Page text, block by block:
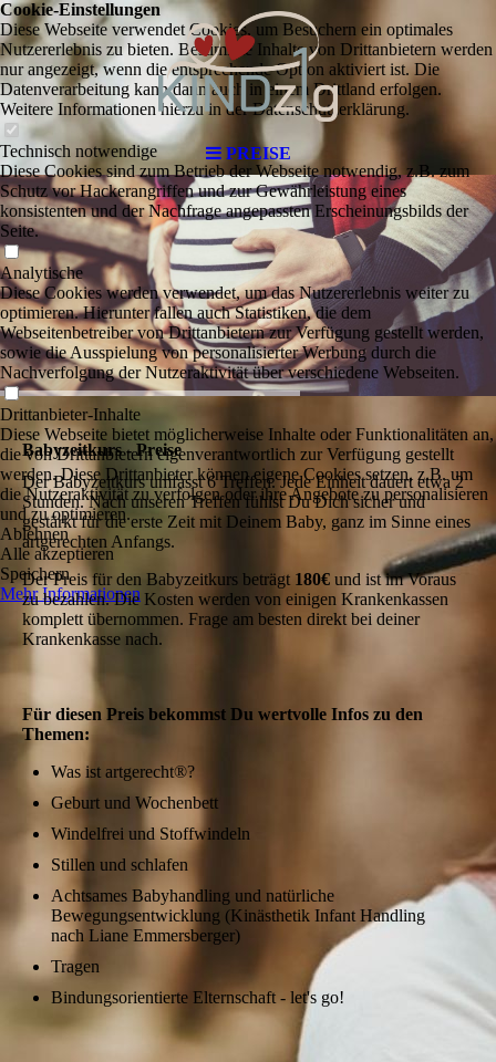
PREISE
Babyzeitkurs - Preise
Der Babyzeitkurs umfasst 6 Treffen. Jede Einheit dauert etwa 2
Stunden. Nach unseren Treffen fühlst Du Dich sicher und
gestärkt für die erste Zeit mit Deinem Baby, ganz im Sinne eines
artgerechten Anfangs.
Der Preis für den Babyzeitkurs beträgt 180€ und ist im Voraus
zu bezahlen. Die Kosten werden von einigen Krankenkassen
komplett übernommen. Frage am besten direkt bei deiner
Krankenkasse nach.
Für diesen Preis bekommst Du wertvolle Infos zu den
Themen:
Was ist artgerecht®?
Geburt und Wochenbett
Windelfrei und Stoffwindeln
Stillen und schlafen
Achtsames Babyhandling und natürliche
Bewegungsentwicklung (Kinästhetik Infant Handling
nach Liane Emmersberger)
Tragen
Bindungsorientierte Elternschaft - let's go!
Cookie-Einstellungen
Diese Webseite verwendet Cookies, um Besuchern ein optimales
Nutzererlebnis zu bieten. Bestimmte Inhalte von Drittanbietern werden
nur angezeigt, wenn die entsprechende Option aktiviert ist. Die
Datenverarbeitung kann dann auch in einem Drittland erfolgen.
Weitere Informationen hierzu in der Datenschutzerklärung.
Technisch notwendige
Diese Cookies sind zum Betrieb der Webseite notwendig, z.B. zum
Schutz vor Hackerangriffen und zur Gewährleistung eines
konsistenten und der Nachfrage angepassten Erscheinungsbilds der
Seite.
Analytische
Diese Cookies werden verwendet, um das Nutzererlebnis weiter zu
optimieren. Hierunter fallen auch Statistiken, die dem
Webseitenbetreiber von Drittanbietern zur Verfügung gestellt werden,
sowie die Ausspielung von personalisierter Werbung durch die
Nachverfolgung der Nutzeraktivität über verschiedene Webseiten.
Drittanbieter-Inhalte
Diese Webseite bietet möglicherweise Inhalte oder Funktionalitäten an,
die von Drittanbietern eigenverantwortlich zur Verfügung gestellt
werden. Diese Drittanbieter können eigene Cookies setzen, z.B. um
die Nutzeraktivität zu verfolgen oder ihre Angebote zu personalisieren
und zu optimieren.
Ablehnen
Alle akzeptieren
Speichern
Mehr Informationen